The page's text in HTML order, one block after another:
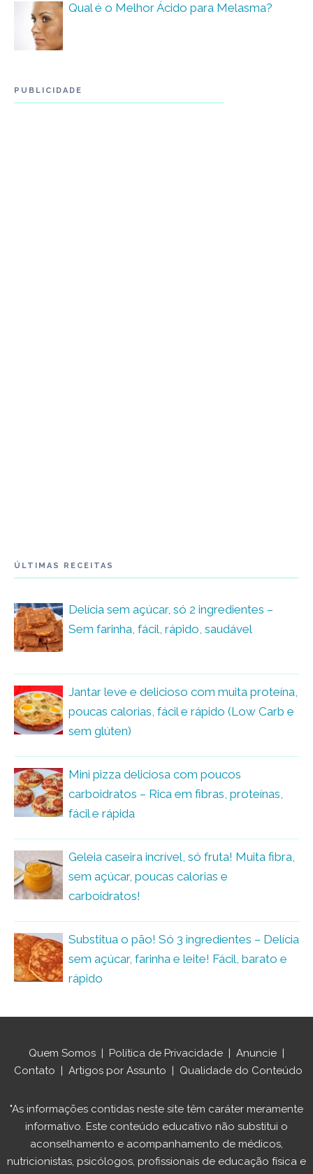
Qual é o Melhor Ácido para Melasma?
PUBLICIDADE
ÚLTIMAS RECEITAS
Delícia sem açúcar, só 2 ingredientes –
Sem farinha, fácil, rápido, saudável
Jantar leve e delicioso com muita proteína,
poucas calorias, fácil e rápido (Low Carb e
sem glúten)
Mini pizza deliciosa com poucos
carboidratos – Rica em fibras, proteínas,
fácil e rápida
Geleia caseira incrível, só fruta! Muita fibra,
sem açúcar, poucas calorias e
carboidratos!
Substitua o pão! Só 3 ingredientes – Delícia
sem açúcar, farinha e leite! Fácil, barato e
rápido
Quem Somos Política de Privacidade Anuncie
Contato
Artigos por Assunto Qualidade do Conteúdo
"As informações contidas neste site têm caráter meramente
informativo. Este conteúdo educativo não substitui o
aconselhamento e acompanhamento de médicos,
nutricionistas, psicólogos, profissionais de educação física e